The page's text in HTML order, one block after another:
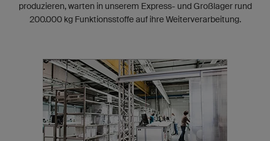
produzieren, warten in unserem Express- und Großlager rund
200.000 kg Funktionsstoffe auf ihre Weiterverarbeitung.